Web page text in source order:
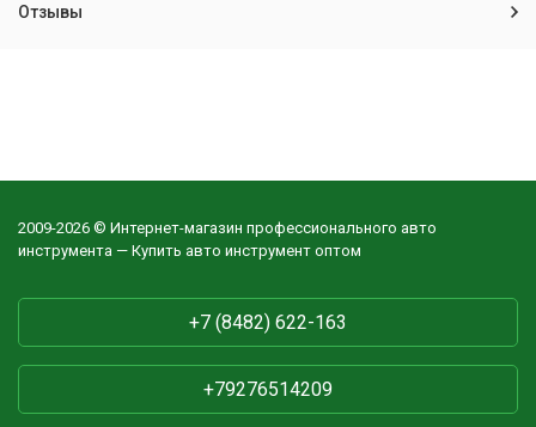
Отзывы
2009-2026 © Интернет-магазин профессионального авто
инструмента — Купить авто инструмент оптом
+7 (8482) 622-163
+79276514209